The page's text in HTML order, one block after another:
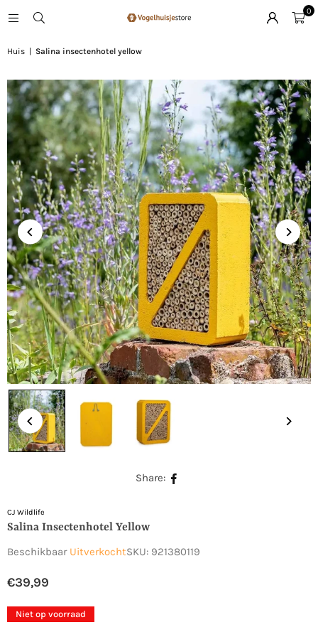
0
Huis Salina insectenhotel yellow
Share:
CJ Wildlife
Salina Insectenhotel Yellow
Beschikbaar UitverkochtSKU: 921380119
Normale
prijs
€39,99
Niet op voorraad